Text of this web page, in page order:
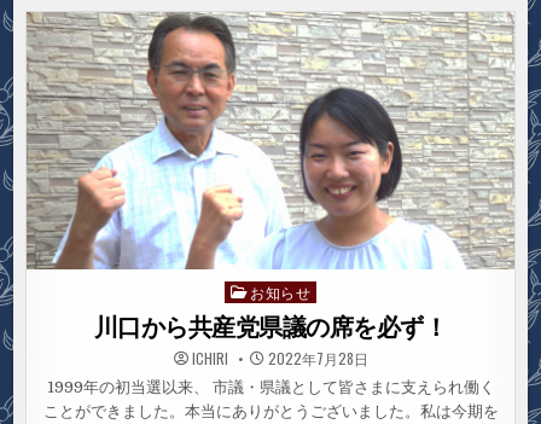
か
ら
政
治
家
へ
山
﨑
す
な
お
記
者
発
表
Posted
in
お知らせ
川口から共産党県議の席を必ず！
ICHIRI 2022年7月28日
1999年の初当選以来、 市議・県議として皆さまに支えられ働く
ことができました。本当にありがとうございました。私は今期を